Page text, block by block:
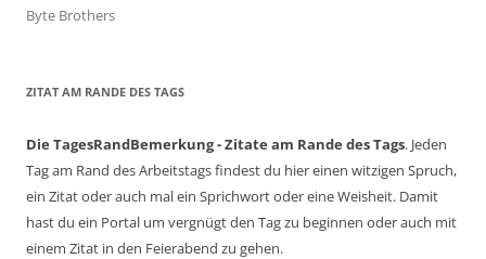
Byte Brothers
ZITAT AM RANDE DES TAGS
Die TagesRandBemerkung - Zitate am Rande des Tags. Jeden
Tag am Rand des Arbeitstags findest du hier einen witzigen Spruch,
ein Zitat oder auch mal ein Sprichwort oder eine Weisheit. Damit
hast du ein Portal um vergnügt den Tag zu beginnen oder auch mit
einem Zitat in den Feierabend zu gehen.